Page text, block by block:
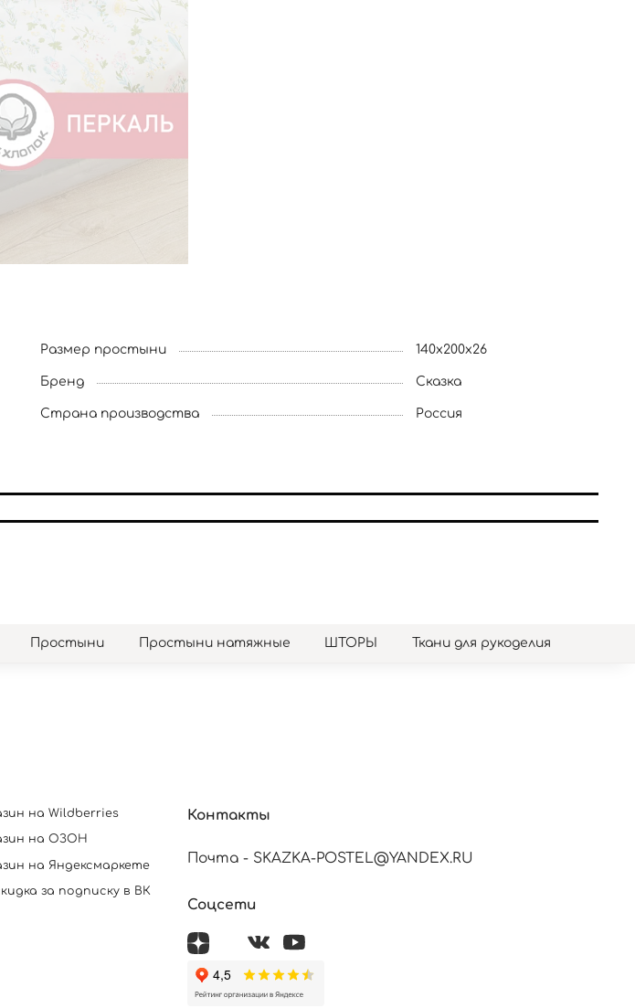
Размер простыни 140x200x26
Бренд Сказка
Страна производства Россия
Простыни Простыни натяжные ШТОРЫ Ткани для рукоделия
на Wildberries
на ОЗОН
на Яндексмаркете
за подписку в ВК
Контакты
Почта - SKAZKA-POSTEL@YANDEX.RU
Соцсети